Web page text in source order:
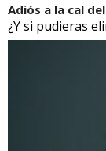
Adiós a la cal
¿Y si pudieras